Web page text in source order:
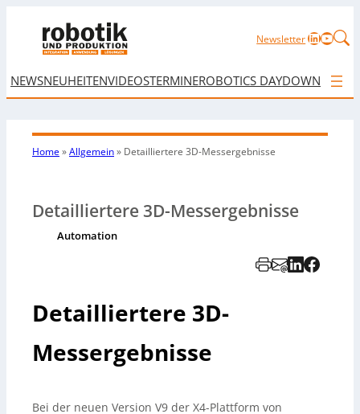
NewsletterLinkedIn
NEWSNEUHEITENVIDEOSTERMINEROBOTICS DAYDOWNLOAD
Home»Allgemein» Detailliertere 3D-Messergebnisse
Detailliertere 3D-Messergebnisse
Automation
Detailliertere 3D-
Messergebnisse
Bei der neuen Version V9 der X4-Plattform von